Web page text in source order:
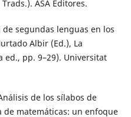
ASA Editores.
segundas lenguas en los
Albir (Ed.), La
ed., pp. 9–29). Universitat
de los sílabos de
matemáticas: un enfoque